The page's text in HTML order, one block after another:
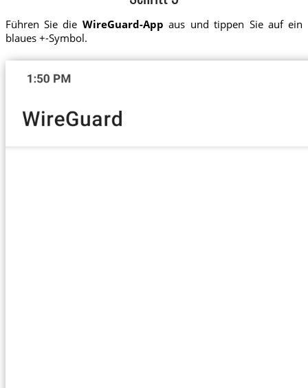
Führen Sie die WireGuard-App aus und tippen Sie auf ein
blaues +-Symbol.